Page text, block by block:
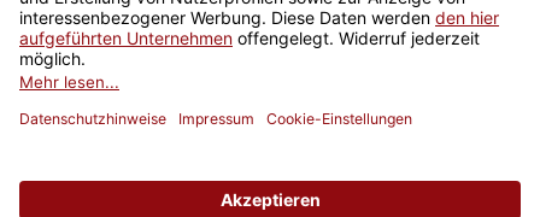
Newsletter